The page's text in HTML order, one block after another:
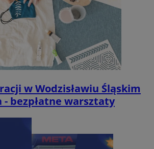
w Wodzisławiu Śląskim
- bezpłatne warsztaty